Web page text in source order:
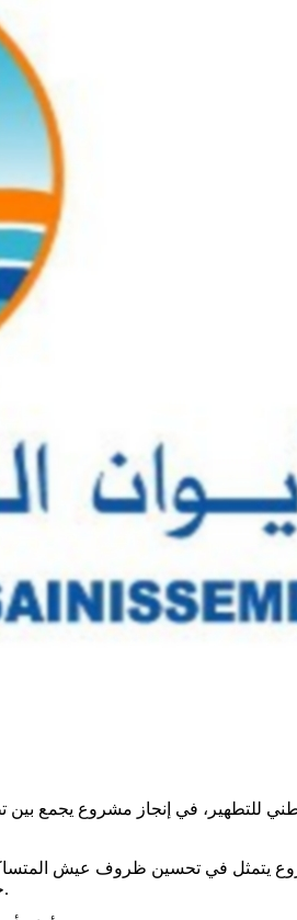
يتمثل في تحسين ظروف عيش
جمنة في حين يقتصر التدخل بحي النزلة الجوفي على تطهير بعض الجيوب باعتبار ان هذا الحي مربوط بشبكة التطهير سابقا.